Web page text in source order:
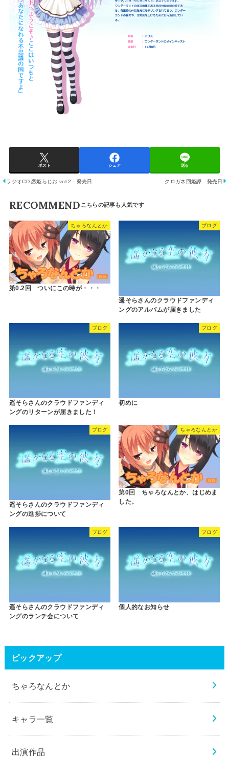
ポスト シェア 送る
ラジオCD 恋姫らじお vol.2 発売日 クロガネ回姫譚 発売日
RECOMMEND
ちゃろなんとか
第0.2回 ついにこの時が・・・
ブログ
遥そらさんのクラウドファンディ
ングのアルバムが届きました
ブログ
遥そらさんのクラウドファンディ
ングのリターンが届きました！
ブログ
初めに
ブログ
遥そらさんのクラウドファンディ
ングの進捗について
ちゃろなんとか
第0回 ちゃろなんとか、はじめま
した。
ブログ
遥そらさんのクラウドファンディ
ングのランチ会について
ブログ
個人的なお知らせ
ピックアップ
ちゃろなんとか
キャラ一覧
出演作品